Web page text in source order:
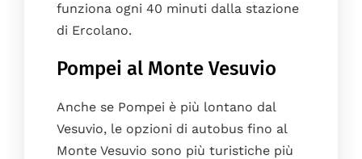
funziona ogni 40 minuti dalla stazione
di Ercolano.
Pompei al Monte Vesuvio
Anche se Pompei è più lontano dal
Vesuvio, le opzioni di autobus fino al
Monte Vesuvio sono più turistiche più